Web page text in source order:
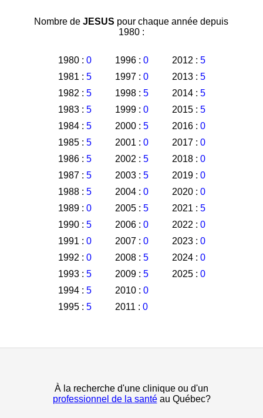
Nombre deJESUS pour chaque année depuis
1980 :
1980 : 0
1981 : 5
1982 : 5
1983 : 5
1984 : 5
1985 : 5
1986 : 5
1987 : 5
1988 : 5
1989 : 0
1990 : 5
1991 : 0
1992 : 0
1993 : 5
1994 : 5
1995 : 5
1996 : 0
1997 : 0
1998 : 5
1999 : 0
2000 : 5
2001 : 0
2002 : 5
2003 : 5
2004 : 0
2005 : 5
2006 : 0
2007 : 0
2008 : 5
2009 : 5
2010 : 0
2011 : 0
2012 : 5
2013 : 5
2014 : 5
2015 : 5
2016 : 0
2017 : 0
2018 : 0
2019 : 0
2020 : 0
2021 : 5
2022 : 0
2023 : 0
2024 : 0
2025 : 0
À la recherche d'une clinique ou d'un
professionnel de la santéau Québec?